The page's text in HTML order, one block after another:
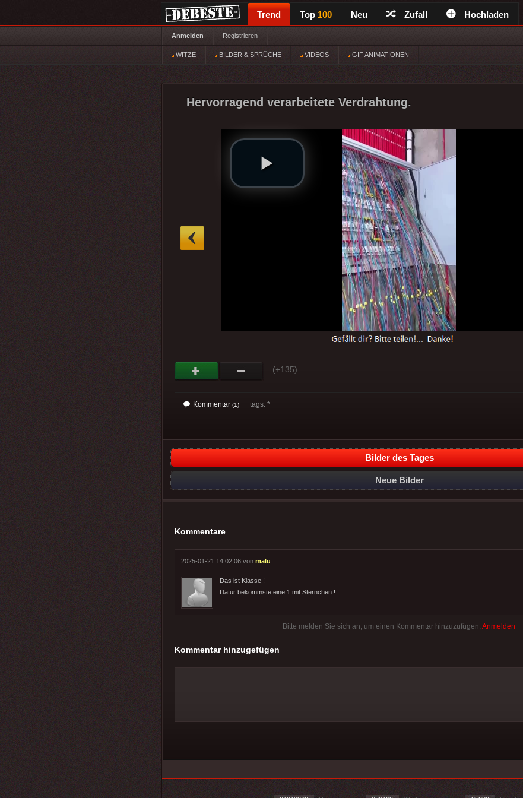
Trend Top 100 Neu Zufall Hochladen
Anmelden Registrieren
WITZE BILDER & SPRÜCHE VIDEOS GIF ANIMATIONEN
Hervorragend verarbeitete Verdrahtung.
(+135)
Kommentar (1) tags: *
Bilder des Tages
Neue Bilder
Kommentare
2025-01-21 14:02:06 von malü
Das ist Klasse !
Dafür bekommste eine 1 mit Sternchen !
Bitte melden Sie sich an, um einen Kommentar hinzuzufügen. Anmelden
Kommentar hinzugefügen